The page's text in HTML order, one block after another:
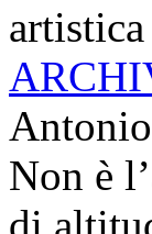
Non è
di